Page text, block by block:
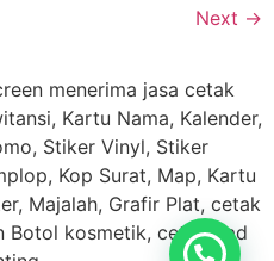
Next →
menerima jasa cetak
Kartu Nama, Kalender,
Stiker Vinyl, Stiker
Kop Surat, Map, Kartu
Majalah, Grafir Plat, cetak
Botol kosmetik, cetak Pad